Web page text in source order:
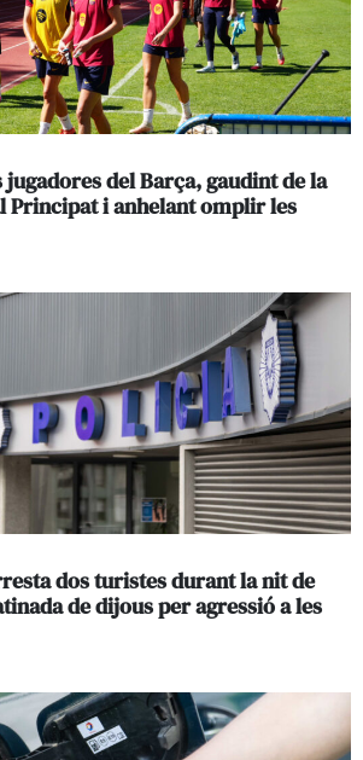
del Barça, gaudint de la
Principat i anhelant omplir les
dos turistes durant la nit de
de dijous per agressió a les